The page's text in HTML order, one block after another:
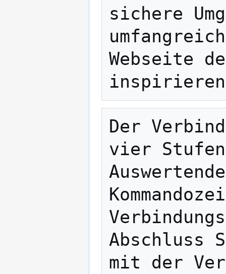
sichere
Webseite
Der
vier
Abschluss
mit der